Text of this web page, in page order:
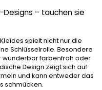
Designs – tauchen sie
spielt nicht nur die
Schlüsselrolle. Besondere
wunderbar farbenfroh oder
Design zeigt sich auf
und kann entweder das
schmücken.